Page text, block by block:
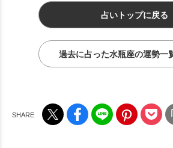
占いトップに戻る
過去に占った水瓶座の運勢一